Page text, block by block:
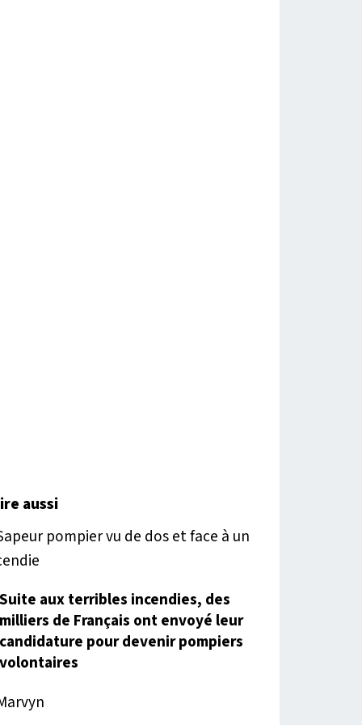
aussi
Suite aux terribles incendies, des
milliers de Français ont envoyé leur
candidature pour devenir pompiers
volontaires